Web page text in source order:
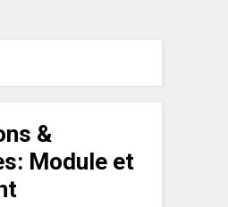
&
Module et